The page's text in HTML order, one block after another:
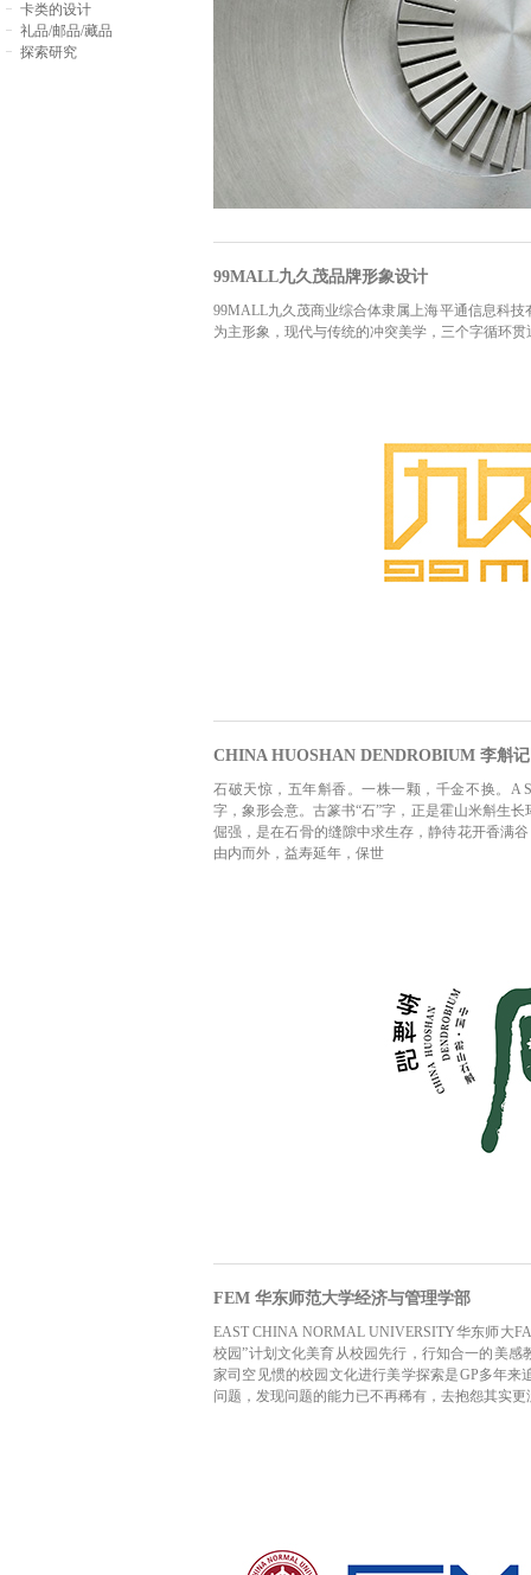
卡类的设计
礼品/邮品/藏品
探索研究
99MALL九久茂品牌形象设计
99MALL九久茂商业综合体隶属上海平通信息科
为主形象，现代与传统的冲突美学，三个字循环
CHINA HUOSHAN DENDROBIUM 李斛
石破天惊，五年斛香。一株一颗，千金不换。A
字，象形会意。古篆书“石”字，正是霍山米斛生
倔强，是在石骨的缝隙中求生存，静待花开香满
由内而外，益寿延年，保世
FEM 华东师范大学经济与管理学部
EAST CHINA NORMAL UNIVERSITY华东师大
校园”计划文化美育从校园先行，行知合一的美
家司空见惯的校园文化进行美学探索是GP多年
问题，发现问题的能力已不再稀有，去抱怨其实